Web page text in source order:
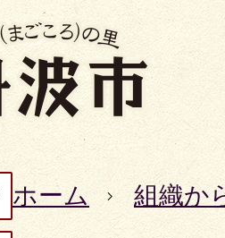
ホーム 組織か